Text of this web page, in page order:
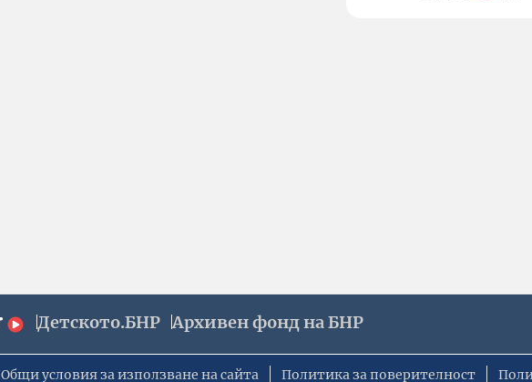
Детското.БНР Архивен фонд на БНР
Общи условия за използване на сайта Политика за поверителност